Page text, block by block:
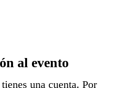
al evento
una cuenta. Por